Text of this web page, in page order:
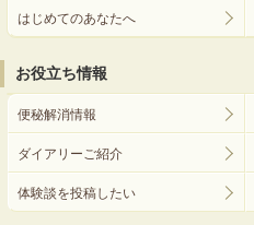
はじめてのあなたへ
お役立ち情報
便秘解消情報
ダイアリーご紹介
体験談を投稿したい